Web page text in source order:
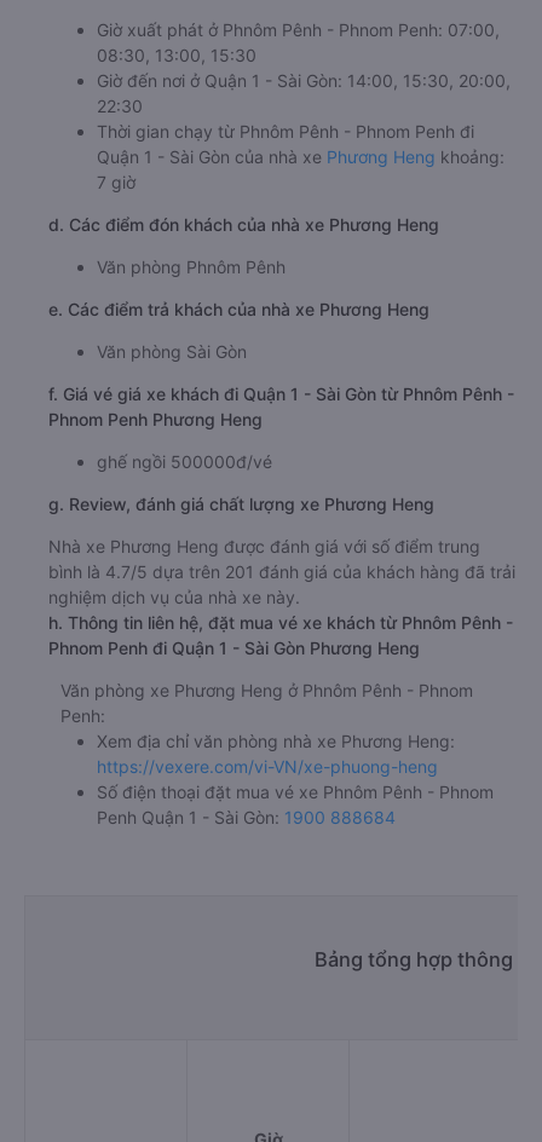
Giờ xuất phát ở Phnôm Pênh - Phnom Penh: 07:00,
08:30, 13:00, 15:30
Giờ đến nơi ở Quận 1 - Sài Gòn: 14:00, 15:30, 20:00,
22:30
Thời gian chạy từ Phnôm Pênh - Phnom Penh đi
Quận 1 - Sài Gòn của nhà xe Phương Heng khoảng:
7 giờ
d. Các điểm đón khách của nhà xe Phương Heng
Văn phòng Phnôm Pênh
e. Các điểm trả khách của nhà xe Phương Heng
Văn phòng Sài Gòn
f. Giá vé giá xe khách đi Quận 1 - Sài Gòn từ Phnôm Pênh -
Phnom Penh Phương Heng
ghế ngồi 500000đ/vé
g. Review, đánh giá chất lượng xe Phương Heng
Nhà xe Phương Heng được đánh giá với số điểm trung
bình là 4.7/5 dựa trên 201 đánh giá của khách hàng đã trải
nghiệm dịch vụ của nhà xe này.
h. Thông tin liên hệ, đặt mua vé xe khách từ Phnôm Pênh -
Phnom Penh đi Quận 1 - Sài Gòn Phương Heng
Văn phòng xe Phương Heng ở Phnôm Pênh - Phnom
Penh:
Xem địa chỉ văn phòng nhà xe Phương Heng:
https://vexere.com/vi-VN/xe-phuong-heng
Số điện thoại đặt mua vé xe Phnôm Pênh - Phnom
Penh Quận 1 - Sài Gòn: 1900 888684
Bảng tổng hợp thông